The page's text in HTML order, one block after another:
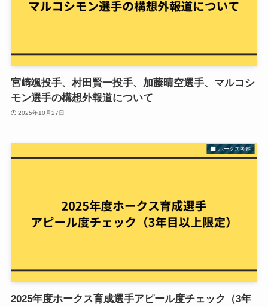
宮﨑颯投手、村田賢一投手、加藤晴空選手、マルコシ
モン選手の構想外報道について
2025年10月27日
ホークス考察
2025年度ホークス育成選手アピール度チェック（3年